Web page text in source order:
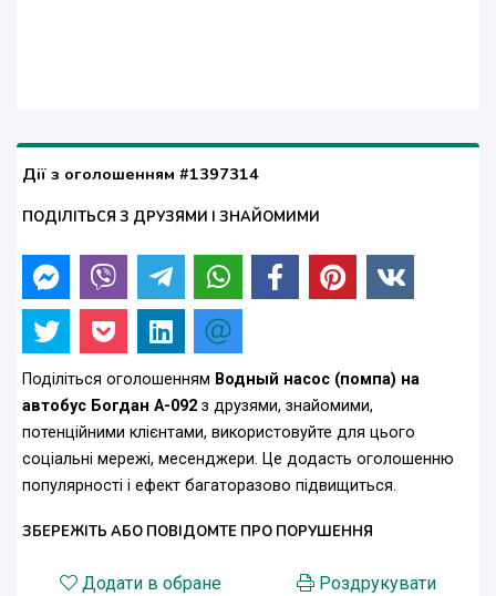
Дії з оголошенням #1397314
ПОДІЛІТЬСЯ З ДРУЗЯМИ І ЗНАЙОМИМИ
Поділіться оголошенням Водный насос (помпа) на
автобус Богдан А-092 з друзями, знайомими,
потенційними клієнтами, використовуйте для цього
соціальні мережі, месенджери. Це додасть оголошенню
популярності і ефект багаторазово підвищиться.
ЗБЕРЕЖІТЬ АБО ПОВІДОМТЕ ПРО ПОРУШЕННЯ
Додати в обране
Роздрукувати